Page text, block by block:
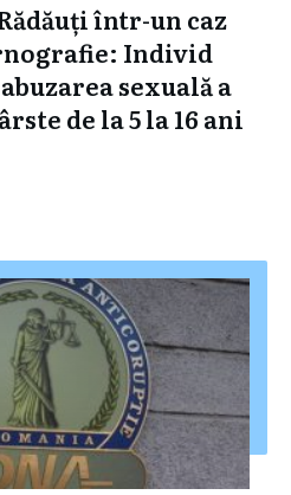
într-un caz
Individ
sexuală a
de la 5 la 16 ani